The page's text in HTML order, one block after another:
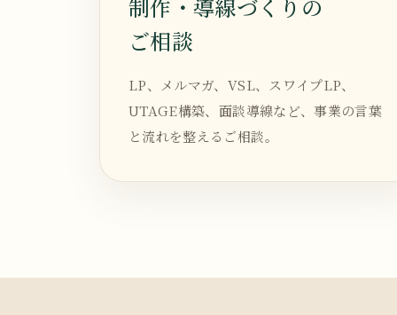
制作・導線づくりの
ご相談
LP、メルマガ、VSL、スワイプLP、
UTAGE構築、面談導線など、事業の言葉
と流れを整えるご相談。